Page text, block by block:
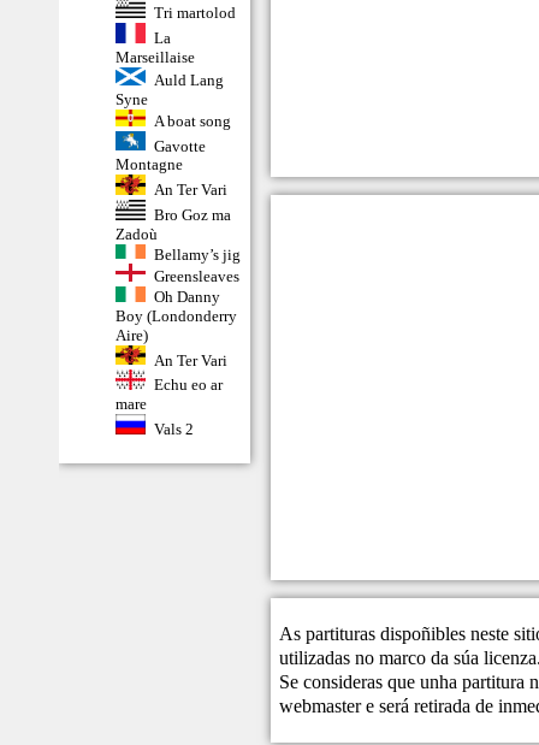
Tri martolod
La
Marseillaise
Auld Lang
Syne
A boat song
Gavotte
Montagne
An Ter Vari
Bro Goz ma
Zadoù
Bellamy’s jig
Greensleaves
Oh Danny
Boy (Londonderry
Aire)
An Ter Vari
Echu eo ar
mare
Vals 2
As partituras dispoñibles neste
utilizadas no marco da súa
Se consideras que unha partitura
webmastere será retirada de